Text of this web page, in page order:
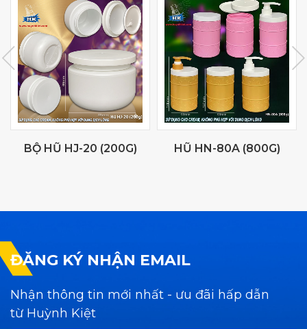
BỘ HŨ HJ-20 (200G) HŨ HN-80A (800G)
ĐĂNG KÝ NHẬN EMAIL
Nhận thông tin mới nhất - ưu đãi hấp dẫn
từ Huỳnh Kiệt